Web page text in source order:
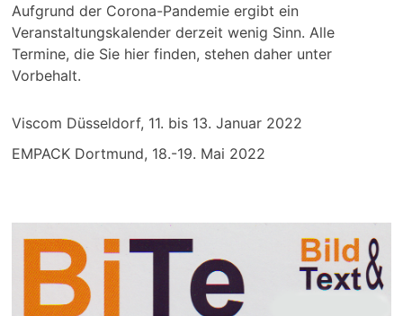
Aufgrund der Corona-Pandemie ergibt ein
Veranstaltungskalender derzeit wenig Sinn. Alle
Termine, die Sie hier finden, stehen daher unter
Vorbehalt.
Viscom Düsseldorf, 11. bis 13. Januar 2022
EMPACK Dortmund, 18.-19. Mai 2022